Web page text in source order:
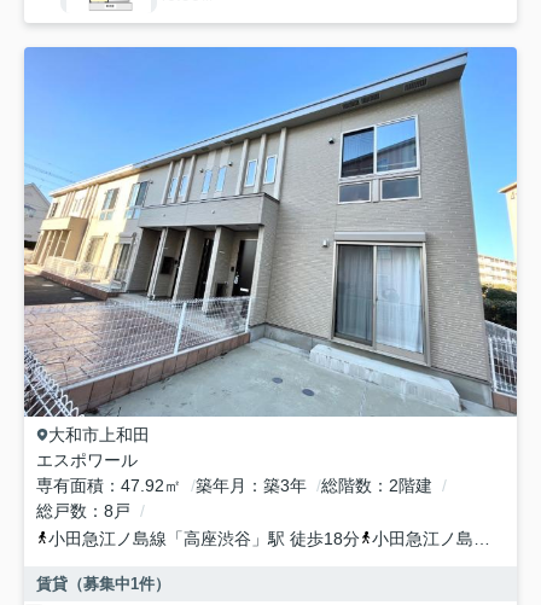
大和市 上和田
エスポワール
専有面積
47.92㎡ 築年月 築3年 総階数
2階建
総戸数
8戸
小田急江ノ島線 「高座渋谷 」駅 徒歩18分 小田急江ノ島線
賃貸（募集中1件）